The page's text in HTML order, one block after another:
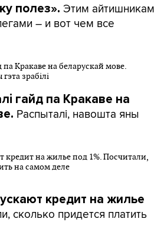
полез». Этим айтишникам
– и вот чем все
гайд па Кракаве на
Распыталі, навошта яны
кредит на жилье
сколько придется платить